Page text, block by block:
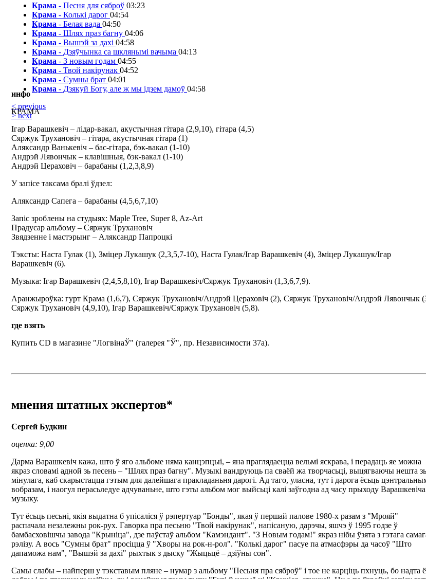
Крама - Песня для сяброў 03:23
Крама - Колькі дарог 04:54
Крама - Белая вада 04:50
Крама - Шлях праз багну 04:06
Крама - Вышэй за дахі 04:58
Крама - Дзяўчынка са шклянымі вачыма 04:13
Крама - З новым годам 04:55
Крама - Твой накірунак 04:52
Крама - Сумны брат 04:01
Крама - Дзякуй Богу, але ж мы ідзем дамоў 04:58
< previous
> next
инфо
КРАМА
Ігар Варашкевіч – лідар-вакал, акустычная гітара (2,9,10), гітара (4,5)
Сяржук Трухановіч – гітара, акустычная гітара (1)
Аляксандр Ванькевіч – бас-гітара, бэк-вакал (1-10)
Андрэй Лявончык – клавішныя, бэк-вакал (1-10)
Андрэй Цераховіч – барабаны (1,2,3,8,9)
У запісе таксама бралі ўдзел:
Аляксандр Сапега – барабаны (4,5,6,7,10)
Запіс зроблены на студыях: Maple Tree, Super 8, Az-Art
Прадусар альбому – Сяржук Трухановіч
Звядзенне і мастэрынг – Аляксандр Папроцкі
Тэксты: Наста Гулак (1), Зміцер Лукашук (2,3,5,7-10), Наста Гулак/Ігар Варашкевіч (4), Зміцер Лукашук/Ігар
Варашкевіч (6).
Музыка: Ігар Варашкевіч (2,4,5,8,10), Ігар Варашкевіч/Сяржук Трухановіч (1,3,6,7,9).
Аранжыроўка: гурт Крама (1,6,7), Сяржук Трухановіч/Андрэй Цераховіч (2), Сяржук Трухановіч/Андрэй Лявончык
Сяржук Трухановіч (4,9,10), Ігар Варашкевіч/Сяржук Трухановіч (5,8).
где взять
Купить CD в магазине "ЛогвінаЎ" (галерея "Ў", пр. Независимости 37а).
мнения штатных экспертов*
Сергей Будкин
оценка: 9,00
Дарма Варашкевіч кажа, што ў яго альбоме няма канцэпцыі, – яна праглядаецца вельмі яскрава, і перадаць яе можна
якраз словамі адной зь песень – "Шлях праз багну". Музыкі вандруюць па сваёй жа творчасьці, выцягваючы нешта зь
мінулага, каб скарыстацца гэтым для далейшага пракладаньня дарогі. Ад таго, уласна, тут і дарога ёсьць
вобразам, і наогул перасьледуе адчуваньне, што гэты альбом мог выйсьці калі заўгодна ад часу прыходу
музыку.
Тут ёсьць песьні, якія выдатна б упісаліся ў рэпертуар "Бонды", якая ў першай палове 1980-х разам з "Мрояй"
распачала незалежны рок-рух. Гаворка пра песьню "Твой накірунак", напісаную, дарэчы, яшчэ ў 1995 годзе ў
бамбасховішчы завода "Крыніца", дзе паўстаў альбом "Камэндант". "З Новым годам!" якраз нібы ўзята з гэтага
рэлізу. А вось "Сумны брат" просіцца ў "Хворы на рок-н-рол". "Колькі дарог" пасуе па атмасфэры да часоў "Што
дапаможа нам", "Вышэй за дахі" рыхтык з дыску "Жыцьцё – дзіўны сон".
Самы слабы – найперш у тэкставым пляне – нумар з альбому "Песьня пра сяброў" і тое не карціць пхнуць, бо надта